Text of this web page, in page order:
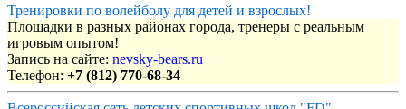
Тренировки по волейболу для детей и взрослых!
Площадки в разных районах города, тренеры с реальным
игровым опытом!
Запись на сайте: nevsky-bears.ru
Телефон: +7 (812) 770-68-34